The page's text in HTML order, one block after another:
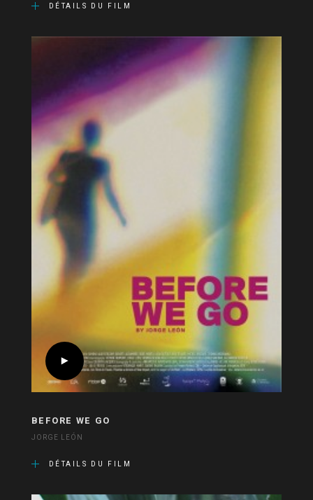
DÉTAILS DU FILM
BEFORE WE GO
JORGE LEÓN
DÉTAILS DU FILM